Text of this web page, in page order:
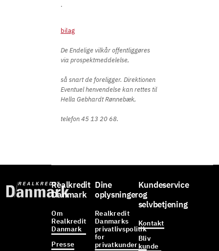
.
bilag
De Endelige vilkår offentliggøres
via prospektmeddelelse,
så snart de foreligger. Direktionen
Eventuel henvendelse kan rettes til
Hella Gebhardt Rønnebæk,
telefon 45 13 20 68.
Realkredit
Danmark
Om
Realkredit
Danmark
Presse
Dine
oplysninger
Realkredit
Danmarks
privatlivspolitik
for
privatkunder
Kundeservice
og
selvbetjening
Kontakt
Bliv
kunde